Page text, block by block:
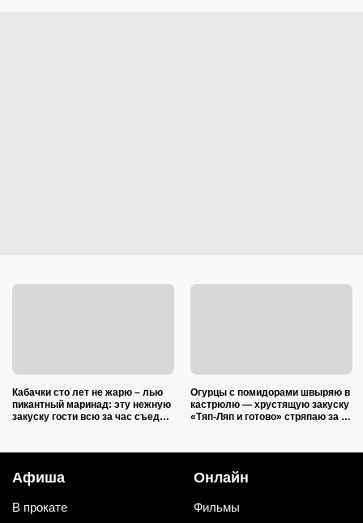
Кабачки сто лет не жарю – лью
пикантный маринад: эту нежную
закуску гости всю за час съедят
Огурцы с помидорами швыряю в
кастрюлю — хрустящую закуску
«Тяп-Ляп и готово» стряпаю за 15
Афиша
В прокате
Онлайн
Фильмы